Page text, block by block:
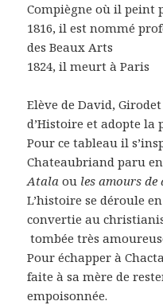
Compiègne où il peint
1816, il est nommé
des Beaux Arts
1824, il meurt à Paris
Elève de David,
d’Histoire et adopte
Pour ce tableau il
Chateaubriand paru en
Atala ou les amours de
L’histoire se déroule
convertie au
tombée très
Pour échapper à
faite à sa mère de
empoisonnée.